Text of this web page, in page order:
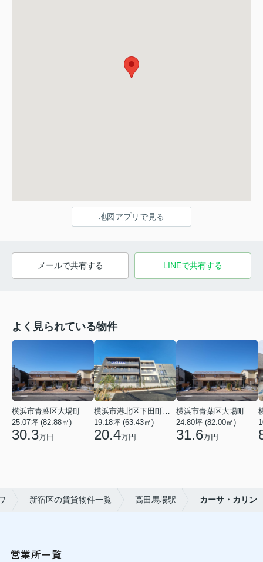
地図アプリで見る
メールで共有する LINEで共有する
よく見られている物件
横浜市青葉区大場町
25.07坪 (82.88㎡)
30.3万円
19.18坪 (63.43㎡)
20.4万円
横浜市青葉区大場町
24.80坪 (82.00㎡)
31.6万円
新宿区の賃貸物件一覧 高田馬場駅 カーサ・カリン
営業所一覧